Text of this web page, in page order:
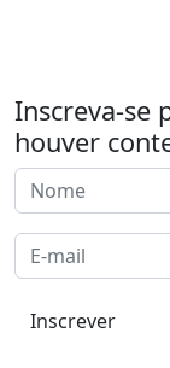
Inscreva-se
houver
Inscrever